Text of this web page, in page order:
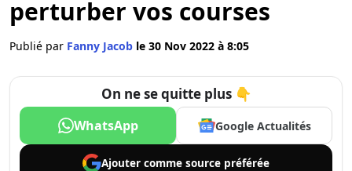
perturber vos courses
Publié par Fanny Jacob le 30 Nov 2022 à 8:05
On ne se quitte plus 👇
WhatsApp Google Actualités
Ajouter comme source préférée